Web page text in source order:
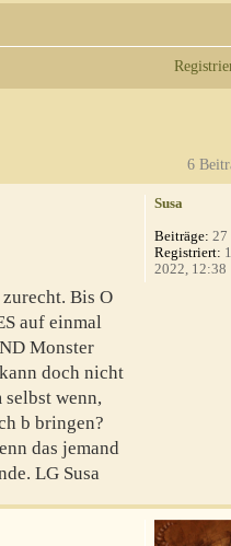
6
Bis O
auf einmal
Monster
doch nicht
selbst wenn,
b bringen?
das jemand
LG Susa
Susa
Beiträge: 27
Registriert:
2022, 12:38